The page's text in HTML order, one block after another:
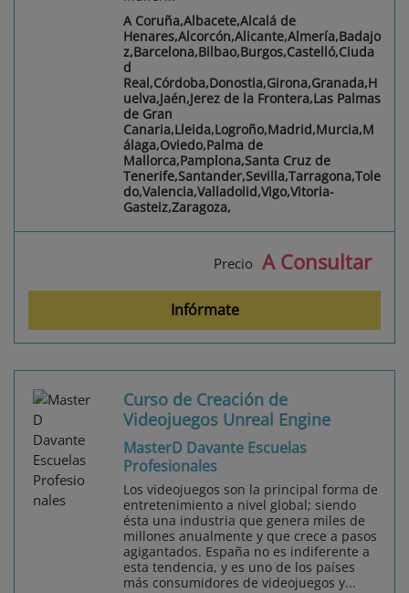
A Coruña,Albacete,Alcalá de
Henares,Alcorcón,Alicante,Almería,Badajo
z,Barcelona,Bilbao,Burgos,Castelló,Ciuda
d
Real,Córdoba,Donostia,Girona,Granada,H
uelva,Jaén,Jerez de la Frontera,Las Palmas
de Gran
Canaria,Lleida,Logroño,Madrid,Murcia,M
álaga,Oviedo,Palma de
Mallorca,Pamplona,Santa Cruz de
Tenerife,Santander,Sevilla,Tarragona,Tole
do,Valencia,Valladolid,Vigo,Vitoria-
Gasteiz,Zaragoza,
Precio A Consultar
Infórmate
Curso de Creación de
Videojuegos Unreal Engine
MasterD Davante Escuelas
Profesionales
Los videojuegos son la principal forma de
entretenimiento a nivel global; siendo
ésta una industria que genera miles de
millones anualmente y que crece a pasos
agigantados. España no es indiferente a
esta tendencia, y es uno de los países
más consumidores de videojuegos y...